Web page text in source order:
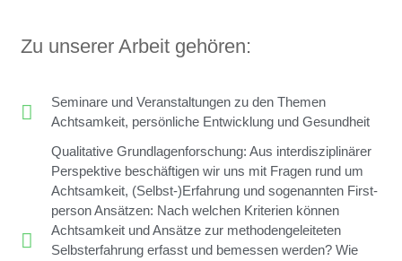
Zu unserer Arbeit gehören:
Seminare und Veranstaltungen zu den Themen
Achtsamkeit, persönliche Entwicklung und Gesundheit
Qualitative Grundlagenforschung: Aus interdisziplinärer
Perspektive beschäftigen wir uns mit Fragen rund um
Achtsamkeit, (Selbst-)Erfahrung und sogenannten First-
person Ansätzen: Nach welchen Kriterien können
Achtsamkeit und Ansätze zur methodengeleiteten
Selbsterfahrung erfasst und bemessen werden? Wie